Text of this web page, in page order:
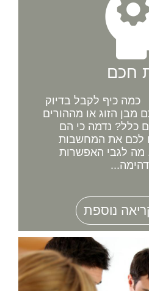
חכם
כמה כיף לקבל בדיוק
הזוג או מההורים
כלל? נדמה כי הם
לכם את המחשבות
מה לגבי האפשרות
נוספת